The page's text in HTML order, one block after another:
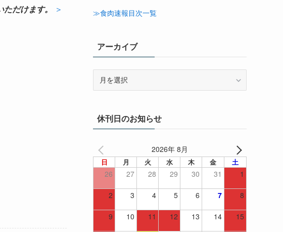
だけます。
＞
ー
≫食肉速報目次一覧
アーカイブ
ブ休刊日のお知らせ
2026年 8月
日 月 火 水 木 金 土
26 27 28 29 30 31 1
2 3 4 5 6 7 8
9 10 11 12 13 14 15